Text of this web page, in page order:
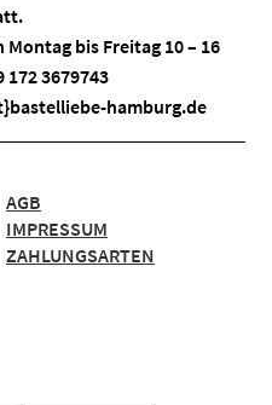
bis Freitag 10 – 16
172 3679743
hamburg.de
AGB
IMPRESSUM
ZAHLUNGSARTEN